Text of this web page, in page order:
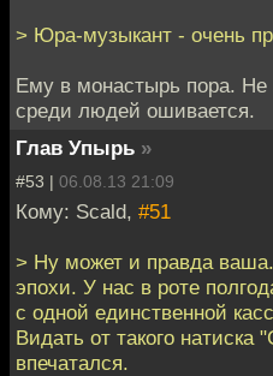
> Юра-музыкант - очень
Ему в монастырь пора. Не
среди людей ошивается.
Глав Упырь »
#53 | 06.08.13 21:09
Кому: Scald, #51
> Ну может и правда
эпохи. У нас в роте
с одной единственной
Видать от такого натиска
впечатался.